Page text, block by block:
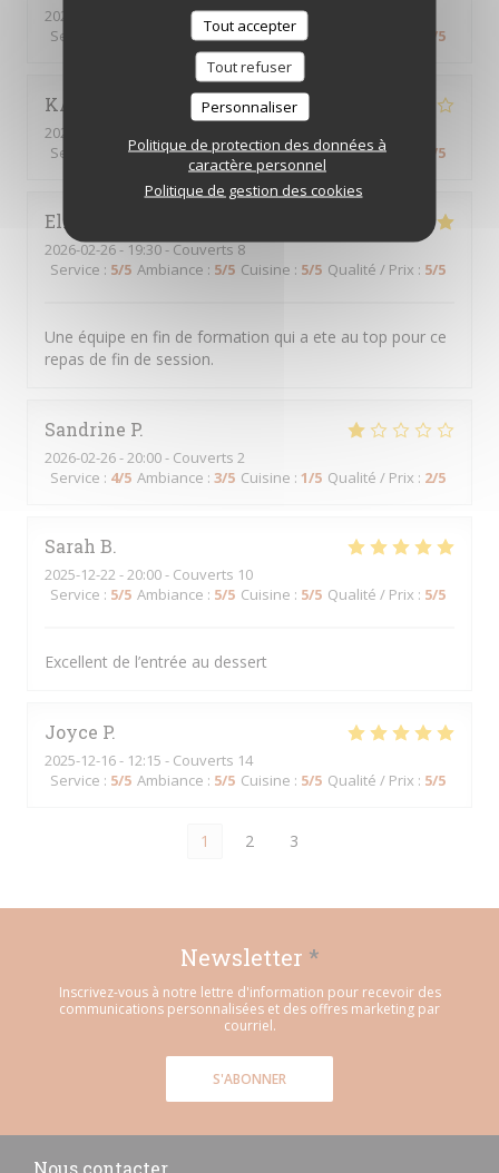
Tout accepter
Tout refuser
Personnaliser
Politique de protection des données à
caractère personnel
Politique de gestion des cookies
2026-07-02
- 12:15 - Couverts 2
Service
Ambiance:5/5 Cuisine:5 /5
KARIM
2026-02-26
Service
/5 Ambiance:4/5 Cuisine:4/5 Qualité / Prix /5
Elisabeth
2026-02-26- 19:30 - Couverts 8
Service : 5/5 Ambiance : 5/5 Cuisine : 5/5 Qualité / Prix : 5/5
Une équipe en fin de formation qui a ete au top pour ce
repas de fin de session.
Sandrine P
2026-02-26- 20:00 - Couverts 2
Service : 4/5 Ambiance : 3/5 Cuisine : 1/5 Qualité / Prix : 2/5
Sarah B
2025-12-22 - 20:00 - Couverts 10
Service : 5/5 Ambiance : 5/5 Cuisine : 5/5 Qualité / Prix : 5/5
Excellent de l’entrée au dessert
Joyce P
2025-12-16- 12:15 - Couverts 14
Service : 5/5 Ambiance : 5/5 Cuisine : 5/5 Qualité / Prix : 5/5
1 2 3
Newsletter *
Inscrivez-vous à notre lettre d'information pour recevoir des
communications personnalisées et des offres marketing par
courriel.
S'ABONNER
Nous contacter